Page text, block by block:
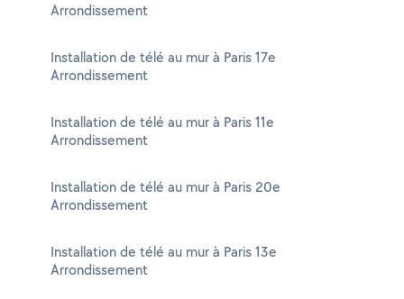
Arrondissement
Installation de télé au mur à Paris 17e
Arrondissement
Installation de télé au mur à Paris 11e
Arrondissement
Installation de télé au mur à Paris 20e
Arrondissement
Installation de télé au mur à Paris 13e
Arrondissement